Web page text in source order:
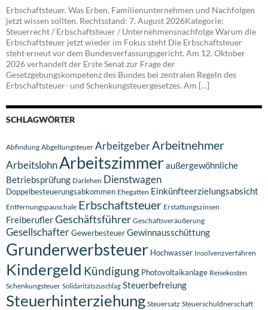
Erbschaftsteuer. Was Erben, Familienunternehmen und Nachfolgen
jetzt wissen sollten. Rechtsstand: 7. August 2026Kategorie:
Steuerrecht / Erbschaftsteuer / Unternehmensnachfolge Warum die
Erbschaftsteuer jetzt wieder im Fokus steht Die Erbschaftsteuer
steht erneut vor dem Bundesverfassungsgericht. Am 12. Oktober
2026 verhandelt der Erste Senat zur Frage der
Gesetzgebungskompetenz des Bundes bei zentralen Regeln des
Erbschaftsteuer- und Schenkungsteuergesetzes. Am […]
SCHLAGWÖRTER
Abfindung Abgeltungsteuer ArbeitgeberArbeitnehmer
ArbeitslohnArbeitszimmeraußergewöhnliche
Betriebsprüfung Darlehen Dienstwagen
Doppelbesteuerungsabkommen Ehegatten Einkünfteerzielungsabsicht
Entfernungspauschale Erbschaftsteuer Erstattungszinsen
FreiberuflerGeschäftsführer Geschäftsveräußerung
GesellschafterGewerbesteuerGewinnausschüttung
Grunderwerbsteuer Hochwasser Insolvenzverfahren
Kindergeld Kündigung Photovoltaikanlage Reisekosten
Schenkungsteuer Solidaritätszuschlag Steuerbefreiung
Steuerhinterziehung Steuersatz Steuerschuldnerschaft